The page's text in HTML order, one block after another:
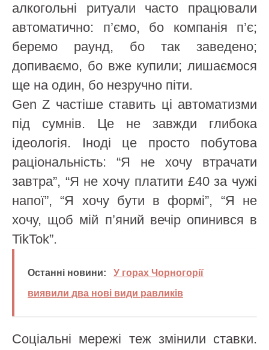
алкогольні ритуали часто працювали
автоматично: п’ємо, бо компанія п’є;
беремо раунд, бо так заведено;
допиваємо, бо вже купили; лишаємося
ще на один, бо незручно піти.
Gen Z частіше ставить ці автоматизми
під сумнів. Це не завжди глибока
ідеологія. Іноді це просто побутова
раціональність: “Я не хочу втрачати
завтра”, “Я не хочу платити £40 за чужі
напої”, “Я хочу бути в формі”, “Я не
хочу, щоб мій п’яний вечір опинився в
TikTok”.
Останні новини:
У горах Чорногорії
виявили два нові види равликів
Соціальні мережі теж змінили ставки.